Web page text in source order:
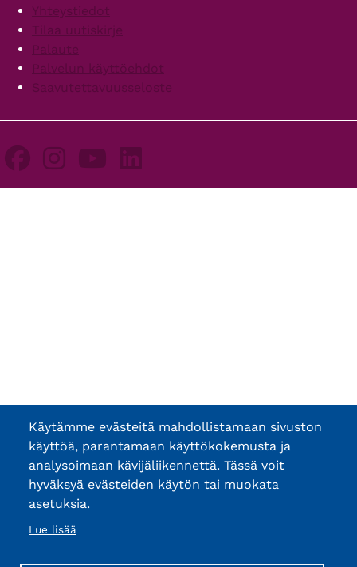
Yhteystiedot
Tilaa uutiskirje
Palaute
Palvelun käyttöehdot
Saavutettavuusseloste
Käytämme evästeitä mahdollistamaan sivuston
käyttöä, parantamaan käyttökokemusta ja
analysoimaan kävijäliikennettä. Tässä voit
hyväksyä evästeiden käytön tai muokata
asetuksia.
Lue lisää